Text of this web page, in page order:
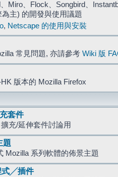
Miro、Flock、Songbird、
主) 的開發與使用議題
, Netscape 的使用與安裝
常見問題, 亦請參考 Wiki 版
版本的 Mozilla Firefox
套件
充/延伸套件討論用
題
Mozilla 系列軟體的佈景主題
式╱插件